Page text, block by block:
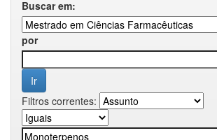
Buscar em:
por
Filtros correntes: